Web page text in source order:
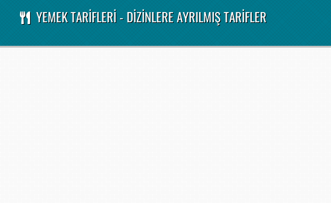
YEMEK TARİFLERİ - DİZİNLERE AYRILMIŞ TARİFLER